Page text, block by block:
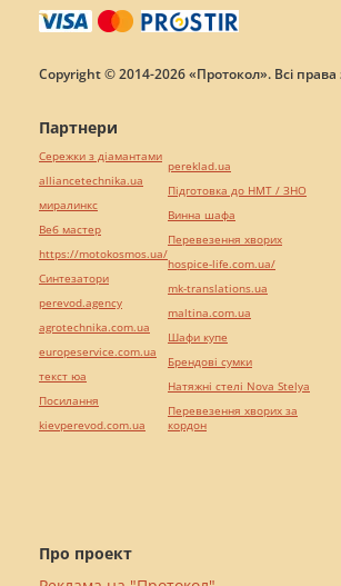
Copyright © 2014-2026 «Протокол». Всі права
Про проект
Партнери
Сережки з діамантами
alliancetechnika.ua
миралинкс
Веб мастер
https://motokosmos.ua/
Синтезатори
perevod.agency
agrotechnika.com.ua
europeservice.com.ua
текст юа
Посилання
kievperevod.com.ua
pereklad.ua
Підготовка до НМТ / ЗНО
Винна шафа
Перевезення хворих
hospice-life.com.ua/
mk-translations.ua
maltina.com.ua
Шафи купе
Брендові сумки
Натяжні стелі Nova Stelya
Перевезення хворих за
кордон